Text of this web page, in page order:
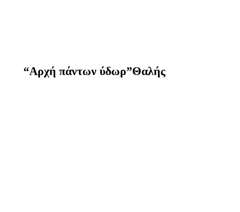
“Αρχή πάντων ύδωρ”Θαλής